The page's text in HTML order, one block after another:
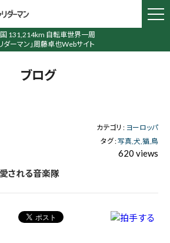
131,214km 自転車世界一周
ダーマン」周藤卓也Webサイト
ブログ
カテゴリ : ヨーロッパ
タグ :写真 犬 猫 鳥
620 views
される音楽隊